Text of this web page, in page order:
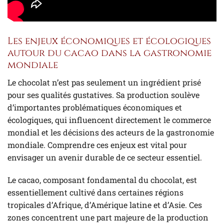
Les enjeux économiques et écologiques
autour du cacao dans la gastronomie
mondiale
Le chocolat n’est pas seulement un ingrédient prisé
pour ses qualités gustatives. Sa production soulève
d’importantes problématiques économiques et
écologiques, qui influencent directement le commerce
mondial et les décisions des acteurs de la gastronomie
mondiale. Comprendre ces enjeux est vital pour
envisager un avenir durable de ce secteur essentiel.
Le cacao, composant fondamental du chocolat, est
essentiellement cultivé dans certaines régions
tropicales d’Afrique, d’Amérique latine et d’Asie. Ces
zones concentrent une part majeure de la production